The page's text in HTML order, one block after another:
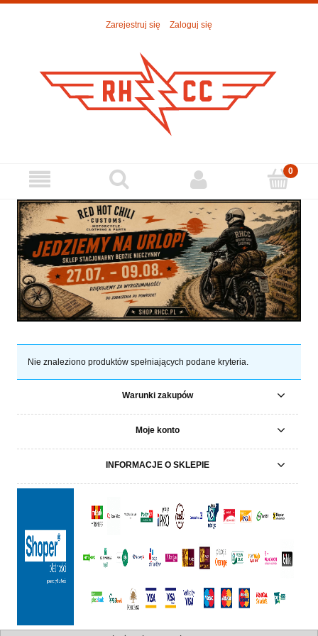
Zarejestruj się Zaloguj się
Nie znaleziono produktów spełniających podane kryteria.
Warunki zakupów
Moje konto
INFORMACJE O SKLEPIE